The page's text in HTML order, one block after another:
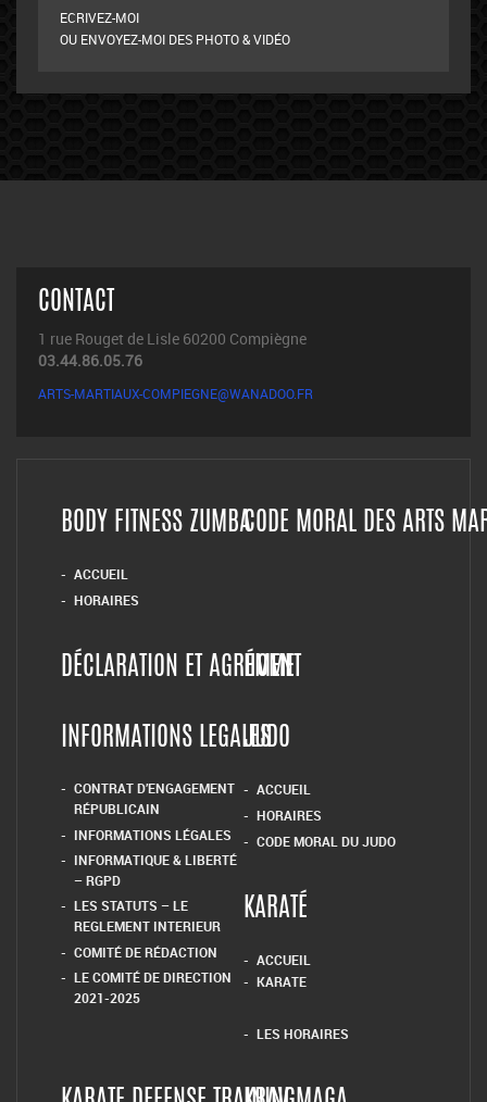
ECRIVEZ-MOI
OU ENVOYEZ-MOI DES PHOTO & VIDÉO
CONTACT
1 rue Rouget de Lisle 60200 Compiègne
03.44.86.05.76
ARTS-MARTIAUX-COMPIEGNE@WANADOO.FR
BODY FITNESS ZUMBA
ACCUEIL
HORAIRES
CODE MORAL DES ARTS
DÉCLARATION ET AGRÉMENT
HOME
INFORMATIONS LEGALES
CONTRAT D’ENGAGEMENT
RÉPUBLICAIN
INFORMATIONS LÉGALES
INFORMATIQUE & LIBERTÉ
– RGPD
LES STATUTS – LE
REGLEMENT INTERIEUR
COMITÉ DE RÉDACTION
LE COMITÉ DE DIRECTION
2021-2025
JUDO
ACCUEIL
HORAIRES
CODE MORAL DU JUDO
KARATÉ
ACCUEIL
KARATE
LES HORAIRES